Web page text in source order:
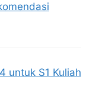
untuk S1 Kuliah